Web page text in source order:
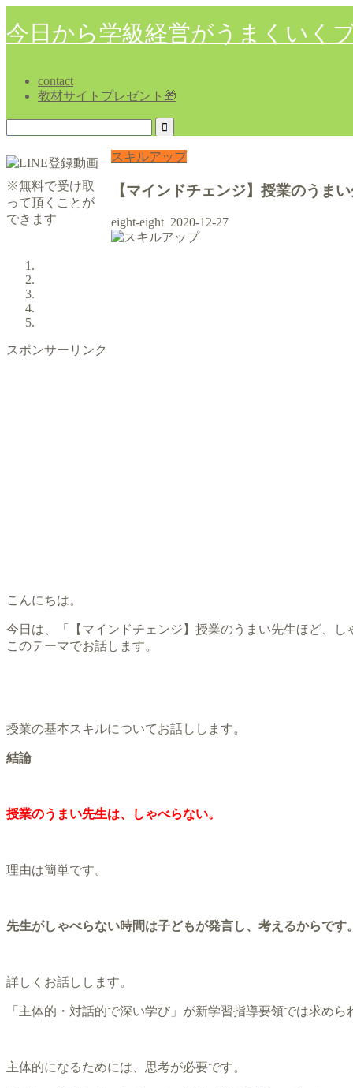
今日から学級経営がうまくいく
contact
教材サイトプレゼント🎁
※無料で受け取
って頂くことが
できます
スキルアップ
【マインドチェンジ】授業のうま
eight-eight 2020-12-27
スポンサーリンク
こんにちは。
今日は、「【マインドチェンジ】授業のうまい先生ほど、し
このテーマでお話します。
授業の基本スキルについてお話しします。
結論
授業のうまい先生は、しゃべらない。
理由は簡単です。
先生がしゃべらない時間は子どもが発言し、考えるからです。
詳しくお話しします。
「主体的・対話的で深い学び」が新学習指導要領では求めら
主体的になるためには、思考が必要です。